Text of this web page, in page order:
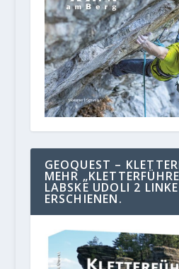
GEOQUEST –
MEHR
LABSKE UDOLI 2
ERSCHIENEN.